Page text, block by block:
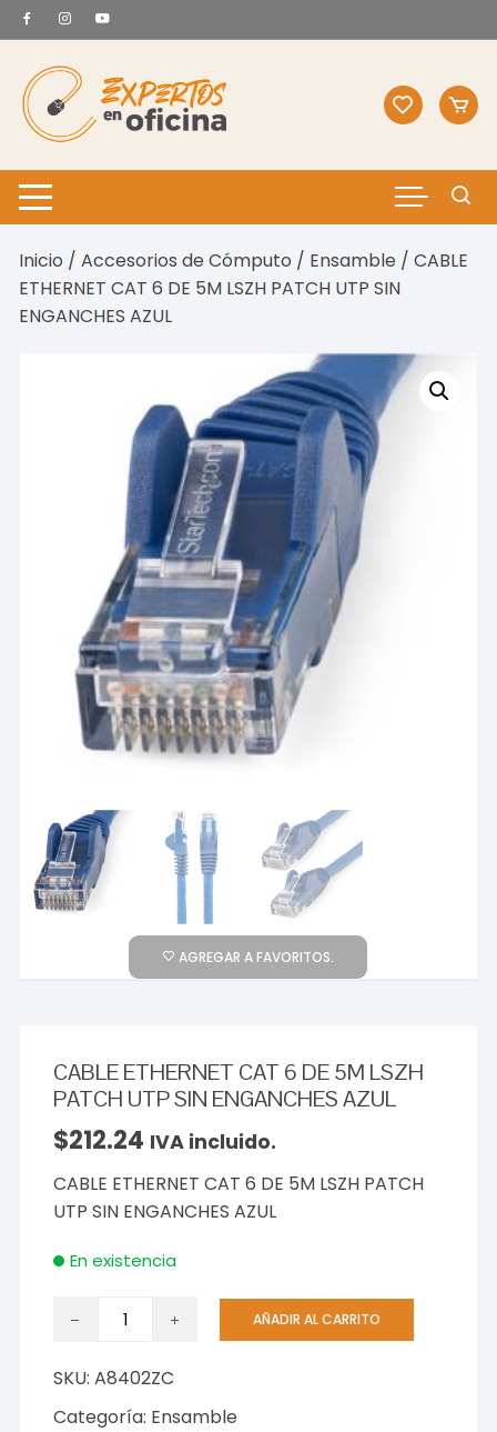
Saltar
al
contenido
Inicio /Accesorios de Cómputo / Ensamble / CABLE
ETHERNET CAT 6 DE 5M LSZH PATCH UTP SIN
ENGANCHES AZUL
AGREGAR A FAVORITOS.
CABLE ETHERNET CAT 6 DE 5M LSZH
PATCH UTP SIN ENGANCHES AZUL
$212.24 IVA incluido.
CABLE ETHERNET CAT 6 DE 5M LSZH PATCH
UTP SIN ENGANCHES AZUL
En existencia
CABLE
6
DE
AÑADIR AL CARRITO
SKU:A8402ZC
Categoría: Ensamble